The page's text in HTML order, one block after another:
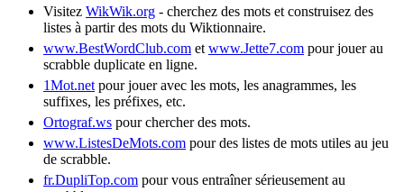
Visitez WikWik.org - cherchez des mots et construisez des
listes à partir des mots du Wiktionnaire.
www.BestWordClub.com et www.Jette7.com pour jouer au
scrabble duplicate en ligne.
1Mot.net pour jouer avec les mots, les anagrammes, les
suffixes, les préfixes, etc.
Ortograf.ws pour chercher des mots.
www.ListesDeMots.com pour des listes de mots utiles au jeu
de scrabble.
fr.DupliTop.com pour vous entraîner sérieusement au